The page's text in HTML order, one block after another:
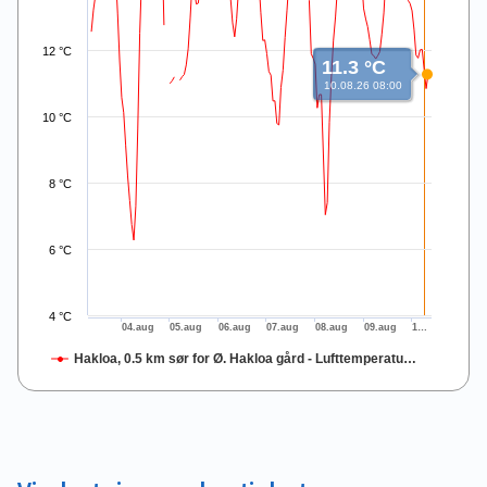
Hakloa, 0.5 km sør for Ø. Hakloa gård - Lufttemperatu…
4 °C
6 °C
8 °C
10 °C
12 °C
04.aug 05.aug 06.aug 07.aug 08.aug 09.aug 1…
11.3 °C
10.08.26 08:00
End of interactive chart.